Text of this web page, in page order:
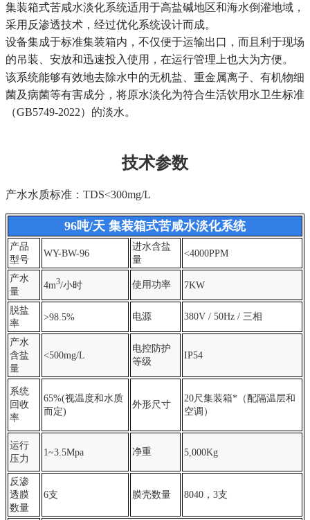
集装箱式苦咸水淡化系统适用于高盐碱地区和海水倒灌地域，
采用反渗透技术，经过优化系统设计而成。
设备集成于标准集装箱内，不仅便于运输出口，而且利于现场
的吊装、安放和迅速投入使用，在运行管理上也大为方便。
该系统能够有效地去除水中的无机盐、重金属离子、有机物细
菌及病菌等有害成分，将原水淡化为符合生活饮用水卫生标准
（GB5749-2022）的淡水。
技术参数
产水水质标准：TDS<300mg/L
96吨/天 集装箱式苦咸水淡化系统
产品
型号
WY-BW-96
进水含盐
量
<4000PPM
产水
量
4m3/小时 使用功率 7KW
脱盐
率
>98.5% 电源 380V / 50Hz / 三相
产水
含盐
量
<500mg/L
电控防护
等级
IP54
系统
回收
率
65%(视温度和水质
而定)
外形尺寸
20尺集装箱* （配隔温层和
空调）
运行
压力
1~3.5Mpa 净重 5,000Kg
反渗
透膜
数量
6支 膜壳数量 8040，3支